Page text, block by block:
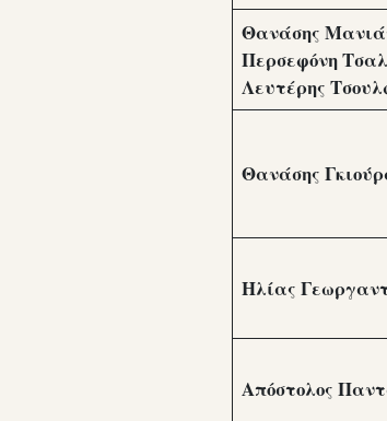
Θανάσης
Περσεφόνη
Λευτέρης
Θανάσης
Ηλίας
Απόστολος